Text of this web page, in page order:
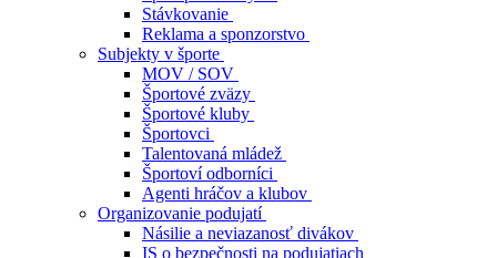
Stávkovanie
Reklama a sponzorstvo
Subjekty v športe
MOV / SOV
Športové zväzy
Športové kluby
Športovci
Talentovaná mládež
Športoví odborníci
Agenti hráčov a klubov
Organizovanie podujatí
Násilie a neviazanosť divákov
IS o bezpečnosti na podujatiach